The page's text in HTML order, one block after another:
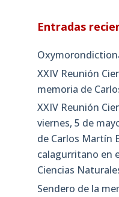
Entradas
XXIV Reunión
memoria de
XXIV Reunión
viernes, 5 de
de Carlos Martín
calagurritano en
Ciencias
Sendero de la